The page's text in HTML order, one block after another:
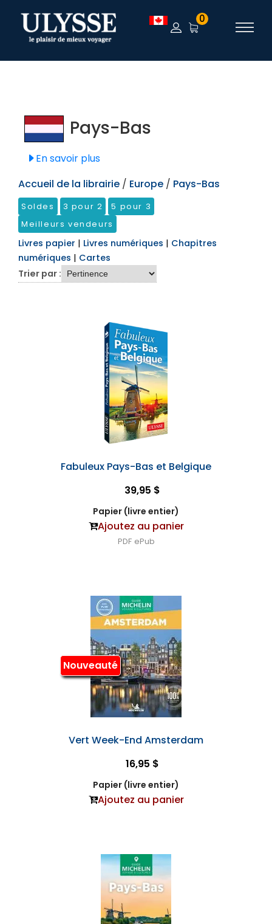
TEST 0
Pays-Bas
En savoir plus
Accueil de la librairie / Europe / Pays-Bas
Soldes 3 pour 2
5 pour 3
Meilleurs vendeurs
Livres papier | Livres numériques | Chapitres
numériques | Cartes
Trier par :
Fabuleux Pays-Bas et Belgique
39,95 $
Papier (livre entier)
Ajoutez au panier
PDF ePub
Nouveauté
Vert Week-End Amsterdam
16,95 $
Papier (livre entier)
Ajoutez au panier